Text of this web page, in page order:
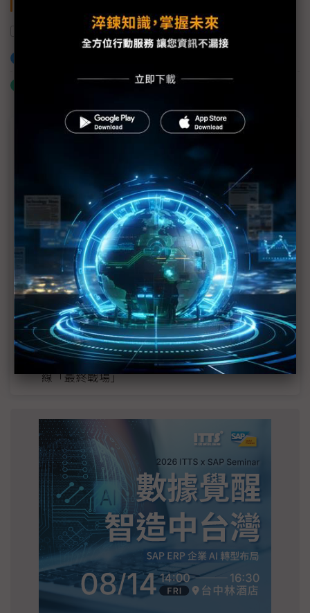
什麼是「關鍵字追蹤」
近７天熱門報導
MLCC訂單過熱、出貨比創高 村田示警全球AI基
建熱潮將趨緩
2027全年記憶體產能提前售罄 買家「祕而不
宣」只怕買不夠
英特爾EMIB良率達標 聯發科第2代ASIC產品
2028準時量產
SpaceX晶片採購大轉向 Elon Musk捨超微全面
採用NVIDIA
光進銅退更明確？ 聯發科估SerDes 448G為銅
線「最終戰場」